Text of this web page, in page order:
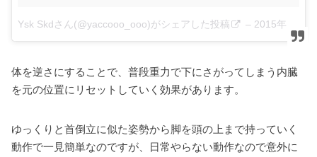
Ysk Skdさん(@yaccooo_ooo)がシェアした投稿 – 2015年10月月4日午後9時42分PDT
体を逆さにすることで、普段重力で下にさがってしまう内臓
を元の位置にリセットしていく効果があります。
ゆっくりと首倒立に似た姿勢から脚を頭の上まで持っていく
動作で一見簡単なのですが、日常やらない動作なので意外に